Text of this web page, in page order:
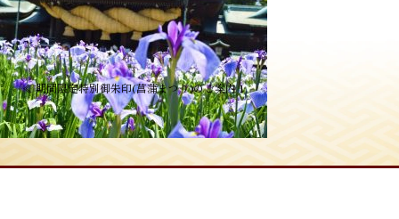
投
稿
ナ
ビ
≪期間限定特別御朱印(菖蒲まつり)のご案内 1